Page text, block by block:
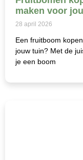
maken voor
28 april 2026
Een fruitboom
jouw tuin? Met de
je een boom